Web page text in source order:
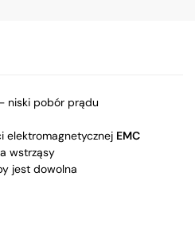
niski pobór prądu
elektromagnetycznej EMC
wstrząsy
jest dowolna